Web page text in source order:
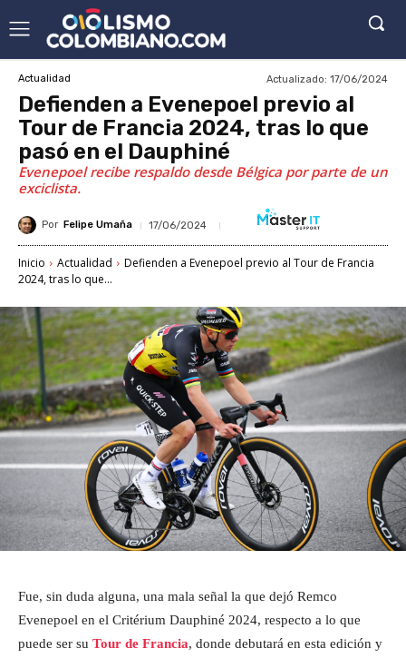
Actualidad Actualizado: 17/06/2024
Defienden a Evenepoel previo al
Tour de Francia 2024, tras lo que
pasó en el Dauphiné
Evenepoel recibe respaldo desde Bélgica por parte de un
exciclista.
Por Felipe Umaña 17/06/2024
Inicio Actualidad
Defienden a Evenepoel previo al Tour de Francia
2024, tras lo que...
Fue, sin duda alguna, una mala señal la que dejó Remco
Evenepoel en el Critérium Dauphiné 2024, respecto a lo que
puede ser su Tour de Francia, donde debutará en esta edición y